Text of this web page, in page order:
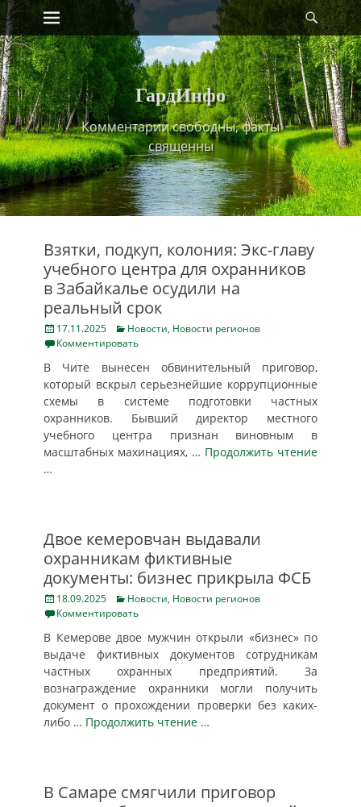
Skip
to
content
Primary Menu
ГардИнфо
Комментарии свободны, факты
священны
Взятки, подкуп, колония: Экс-главу
учебного центра для охранников
в Забайкалье осудили на
реальный срок
Posted
on
17.11.2025 Categories
Новости, Новости регионов
Комментировать
В Чите вынесен обвинительный приговор,
который вскрыл серьезнейшие коррупционные
схемы в системе подготовки частных
охранников. Бывший директор местного
учебного центра признан виновным в
масштабных махинациях, … Продолжить чтение
…
Двое кемеровчан выдавали
охранникам фиктивные
документы: бизнес прикрыла ФСБ
Posted
on
18.09.2025 Categories
Новости, Новости регионов
Комментировать
В Кемерове двое мужчин открыли «бизнес» по
выдаче фиктивных документов сотрудникам
частных охранных предприятий. За
вознаграждение охранники могли получить
документ о прохождении проверки без каких-
либо … Продолжить чтение …
В Самаре смягчили приговор